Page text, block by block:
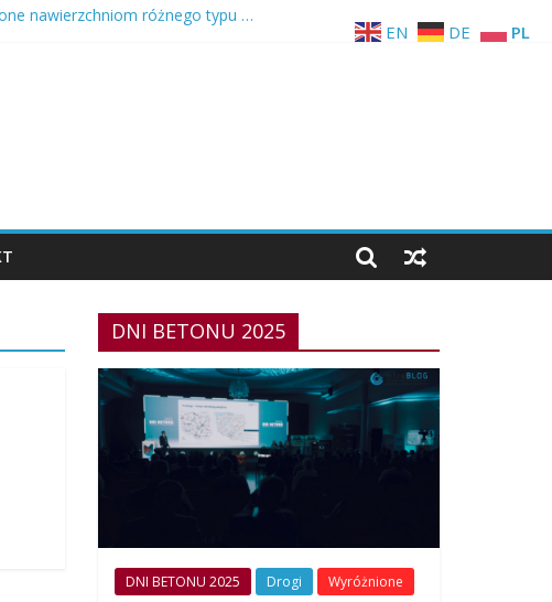
nawierzchniom różnego typu …
2026
DNI BETONU 2025
DNI BETONU 2025 Drogi Wyróżnione
EN DE PL